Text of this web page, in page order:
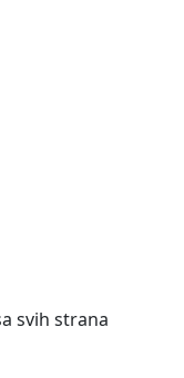
svih strana